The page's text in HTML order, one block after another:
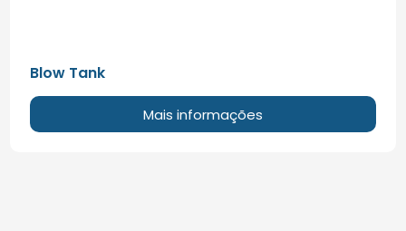
Blow Tank
Mais informações